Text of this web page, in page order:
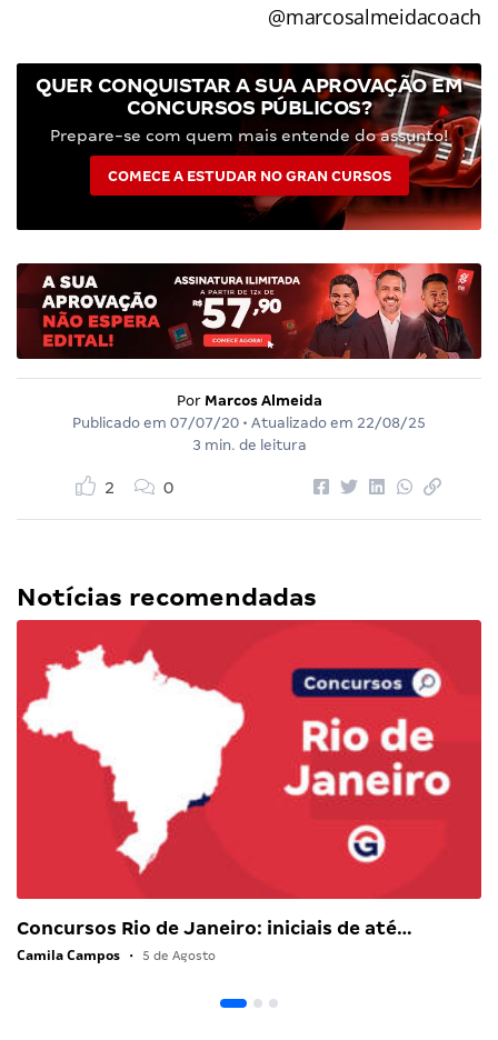
@marcosalmeidacoach
QUER CONQUISTAR A SUA APROVAÇÃO EM
CONCURSOS PÚBLICOS?
Prepare-se com quem mais entende do assunto!
COMECE A ESTUDAR NO GRAN CURSOS
Por Marcos Almeida
Publicado em 07/07/20 • Atualizado em 22/08/25
3 min. de leitura
2 0
Notícias recomendadas
Concursos Rio de Janeiro: iniciais de até…
Camila Campos • 5 de Agosto